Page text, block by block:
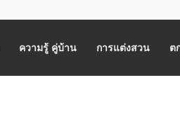
ความรู้ คู่บ้าน การแต่งสวน ต